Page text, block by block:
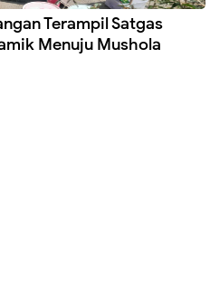
Terampil Satgas
Menuju Mushola